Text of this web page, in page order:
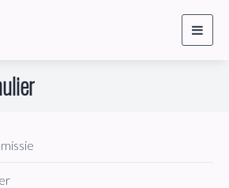
Toggle